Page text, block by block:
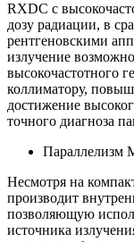
RXDC c
дозу радиации, в
рентгеновскими
излучение
высокочастотного
коллиматору,
достижение
точного диагноза
Параллелизм
Несмотря на
производит
позволяющую
источника